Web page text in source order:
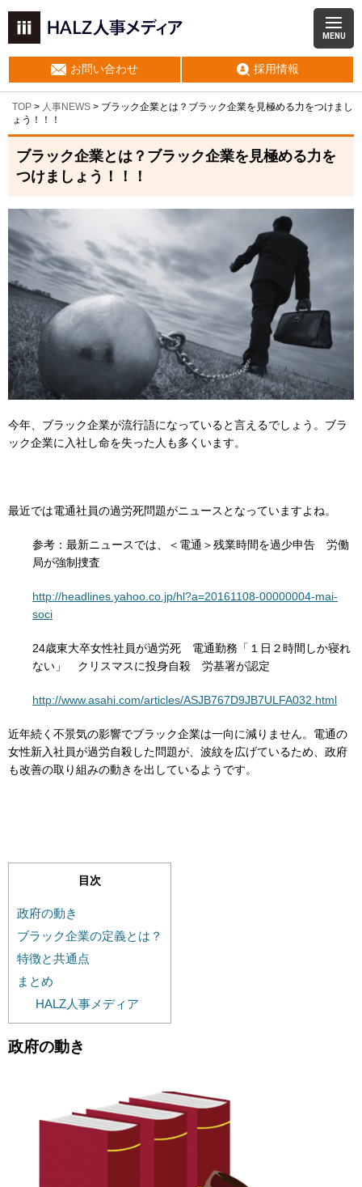
MENU
お問い合わせ 採用情報
TOP > 人事NEWS > ブラック企業とは？ブラック企業を見極める力をつけまし
ょう！！！
ブラック企業とは？ブラック企業を見極める力を
つけましょう！！！
今年、ブラック企業が流行語になっていると言えるでしょう。ブラ
ック企業に入社し命を失った人も多くいます。
最近では電通社員の過労死問題がニュースとなっていますよね。
参考：最新ニュースでは、＜電通＞残業時間を過少申告 労働
局が強制捜査
http://headlines.yahoo.co.jp/hl?a=20161108-00000004-mai-
soci
24歳東大卒女性社員が過労死 電通勤務「１日２時間しか寝れ
ない」 クリスマスに投身自殺 労基署が認定
http://www.asahi.com/articles/ASJB767D9JB7ULFA032.html
近年続く不景気の影響でブラック企業は一向に減りません。電通の
女性新入社員が過労自殺した問題が、波紋を広げているため、政府
も改善の取り組みの動きを出しているようです。
目次
政府の動き
ブラック企業の定義とは？
特徴と共通点
まとめ
HALZ人事メディア
政府の動き